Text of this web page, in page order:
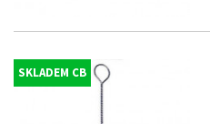
SKLADEM CB